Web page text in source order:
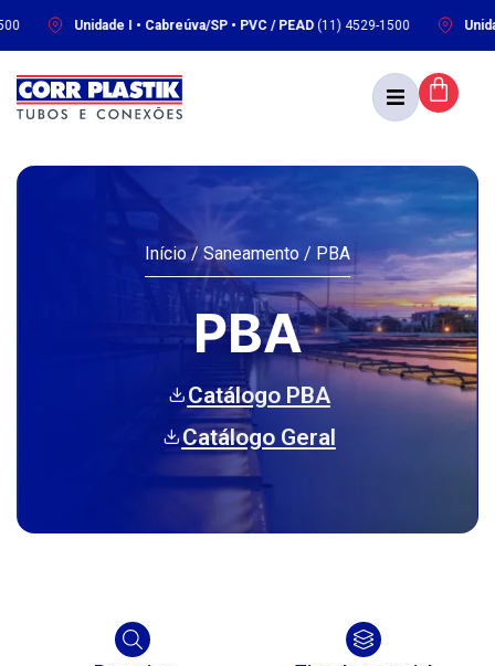
Unidade I • Cabreúva/SP • PVC / PEAD(11) 4529-1500 Unidade II
Início/ Saneamento / PBA
PBA
Catálogo PBA
Catálogo Geral